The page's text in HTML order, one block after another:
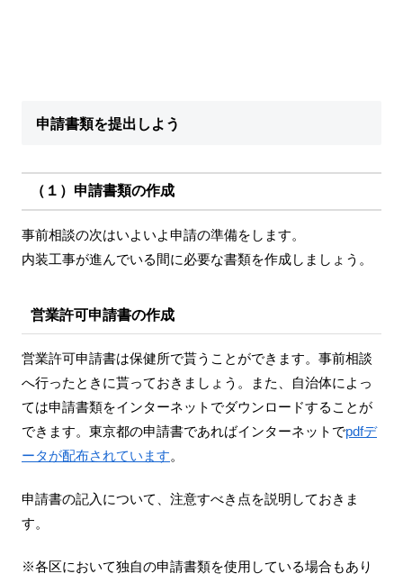
申請書類を提出しよう
（１）申請書類の作成
事前相談の次はいよいよ申請の準備をします。
内装工事が進んでいる間に必要な書類を作成しましょう。
営業許可申請書の作成
営業許可申請書は保健所で貰うことができます。事前相談
へ行ったときに貰っておきましょう。また、自治体によっ
ては申請書類をインターネットでダウンロードすることが
できます。東京都の申請書であればインターネットでpdfデ
ータが配布されています。
申請書の記入について、注意すべき点を説明しておきま
す。
※各区において独自の申請書類を使用している場合もあり